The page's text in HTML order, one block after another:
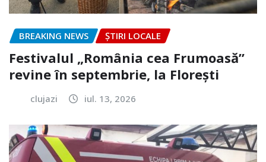
BREAKING NEWS ȘTIRI LOCALE
Festivalul „România cea Frumoasă”
revine în septembrie, la Florești
clujazi iul. 13, 2026